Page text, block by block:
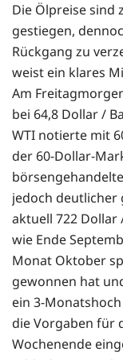
Die Ölpreise sind
gestiegen,
Rückgang zu
weist ein klares
Am
bei 64,8 Dollar /
WTI notierte mit
der 60-Dollar-
jedoch deutlicher
aktuell 722 Dollar
wie Ende
Monat Oktober
gewonnen hat
ein 3-
die Vorgaben für
Wochenende